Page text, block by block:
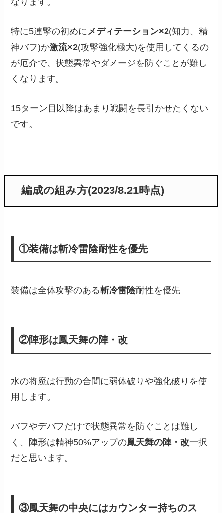
なります。
特に5連撃の初めに メディテーション×2(知力、精
神バフ)か激流×2(攻撃強化極大)を使用してくるの
が厄介で、状態異常やダメージを防ぐことが難し
くなります。
15ターン目以降はあまり戦闘を長引かせたくない
です。
編成の組み方(2023/8.21時点)
①装備は斬冷雷陰耐性を優先
装備は全体攻撃のある斬冷雷陰耐性を優先
②陣形は鳳天舞の陣・改
水の将魔は行動の合間に弱体破りや強化破りを使
用します。
バフやデバフだけで状態異常を防ぐことは難し
く、陣形は精神50%アップの鳳天舞の陣・改一択
だと思います。
③鳳天舞の中央にはカウンター持ちのス